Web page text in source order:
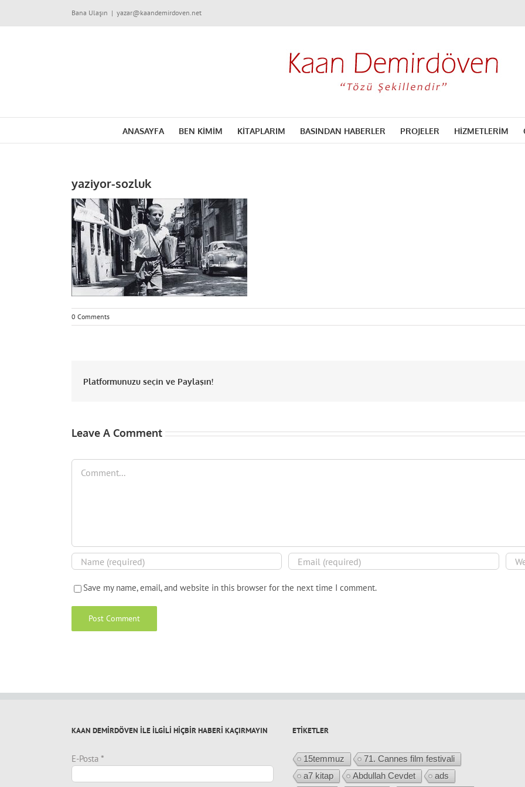
Bana Ulaşın | yazar@kaandemirdoven.net
ANASAYFA BEN KİMİM KİTAPLARIM BASINDAN HABERLER PROJELER HİZMETLERİM
yaziyor-sozluk
0 Comments
Platformunuzu seçin ve Paylaşın!
Leave A Comment
Comment
Save my name, email, and website in this browser for the next time I comment.
KAAN DEMİRDÖVEN İLE İLGİLİ HİÇBİR HABERİ KAÇIRMAYIN
E-Posta *
ETIKETLER
15temmuz
71. Cannes film festivali
a7 kitap
Abdullah Cevdet ads